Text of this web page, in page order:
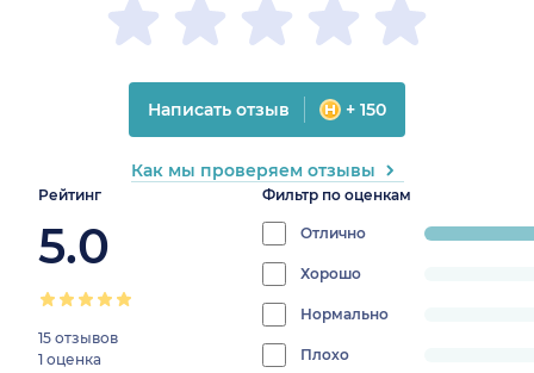
Рейтинг
5.0
15 отзывов
1 оценка
Фильтр по оценкам
Отлично
progress:
Хорошо
0%
Нормально
0%
Плохо
progress:
Написать отзыв + 150
Как мы проверяем отзывы